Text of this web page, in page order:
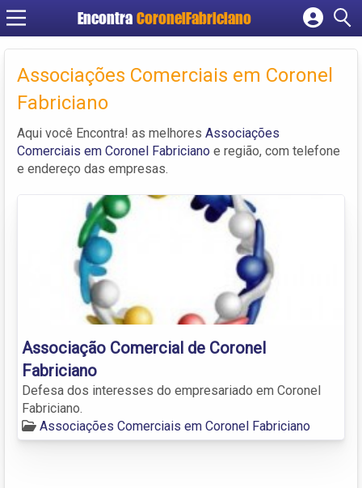
Encontra CoronelFabriciano
Cadastrar empresa
Criar conta
Associações Comerciais em Coronel
Fabriciano
Aqui você Encontra! as melhores Associações
Comerciais em Coronel Fabriciano e região, com telefone
e endereço das empresas.
Associação Comercial de Coronel
Fabriciano
Defesa dos interesses do empresariado em Coronel
Fabriciano.
Associações Comerciais em Coronel Fabriciano